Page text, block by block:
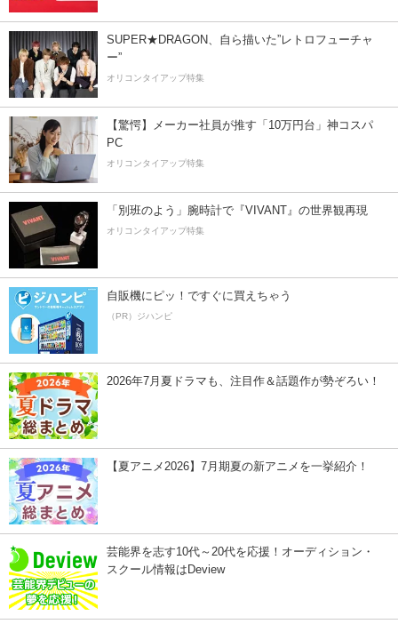
SUPER★DRAGON、自ら描いた”レトロフューチャ
ー”
オリコンタイアップ特集
【驚愕】メーカー社員が推す「10万円台」神コスパ
PC
オリコンタイアップ特集
「別班のよう」腕時計で『VIVANT』の世界観再現
オリコンタイアップ特集
自販機にピッ！ですぐに買えちゃう
（PR）ジハンピ
2026年7月夏ドラマも、注目作＆話題作が勢ぞろい！
【夏アニメ2026】7月期夏の新アニメを一挙紹介！
芸能界を志す10代～20代を応援！オーディション・
スクール情報はDeview